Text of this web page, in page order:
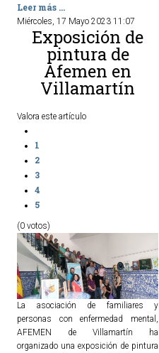
Agenda
Leer más ...
Miércoles, 17 Mayo 2023 11:07
Exposición de
pintura de
Afemen en
Villamartín
Valora este artículo
1
2
3
4
5
(0 votos)
La asociación de familiares y
personas con enfermedad mental,
AFEMEN de Villamartín ha
organizado una exposición de pintura